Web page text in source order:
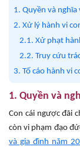
1. Quyền và nghĩa
2. Xử lý hành vi
2.1. Xử phạt
2.2. Truy cứu
3. Tố cáo hành vi
1. Quyền và
Con cái ngược đãi
còn vi phạm đạo
và gia đình năm